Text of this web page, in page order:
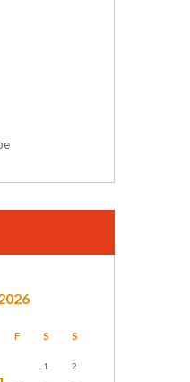
F S S
1 2